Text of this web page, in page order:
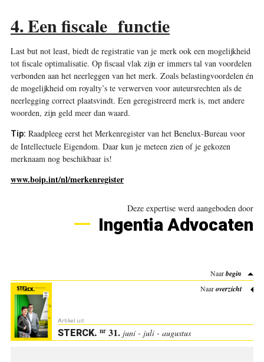
4. Een fiscale functie
Last but not least, biedt de registratie van je merk ook een mogelijkheid
tot fiscale optimalisatie. Op fiscaal vlak zijn er immers tal van voordelen
verbonden aan het neerleggen van het merk. Zoals belastingvoordelen én
de mogelijkheid om royalty’s te verwerven voor auteursrechten als de
neerlegging correct plaatsvindt. Een geregistreerd merk is, met andere
woorden, zijn geld meer dan waard.
Tip: Raadpleeg eerst het Merkenregister van het Benelux-Bureau voor
de Intellectuele Eigendom. Daar kun je meteen zien of je gekozen
merknaam nog beschikbaar is!
www.boip.int/nl/merkenregister
Deze expertise werd aangeboden door
Ingentia Advocaten
Naarbegin
Naaroverzicht
Artikel uit:
STERCK. nr31. juni - juli - augustus